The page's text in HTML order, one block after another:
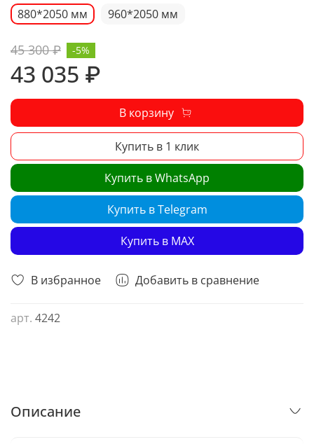
В избранное Добавить в сравнение
арт. 4242
880*2050 мм 960*2050 мм
45 300 ₽
43 035 ₽
-5%
В корзину
Купить в 1 клик
Купить в WhatsApp
Купить в Telegram
Купить в MAX
Описание